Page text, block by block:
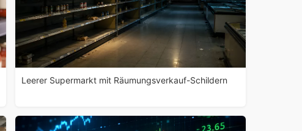
Leerer Supermarkt mit Räumungsverkauf-Schildern